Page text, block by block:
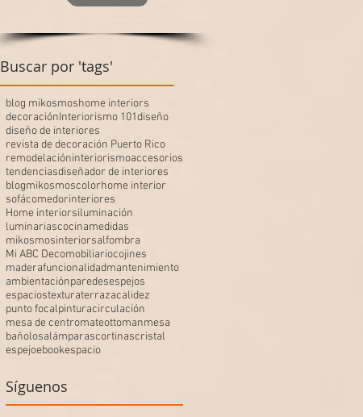
Buscar por 'tags'
blog mikosmoshome interiors
decoraciónInteriorismo 101diseño
diseño de interiores
revista de decoración Puerto Rico
remodelacióninteriorismoaccesorios
tendenciasdiseñador de interiores
blogmikosmoscolorhome interior
sofácomedorinteriores
Home interiorsiluminación
luminariascocinamedidas
mikosmosinteriorsalfombra
Mi ABC Decomobiliariocojines
maderafuncionalidadmantenimiento
ambientaciónparedesespejos
espaciostexturaterrazacalidez
punto focalpinturacirculación
mesa de centromateottomanmesa
bañolosalámparascortinascristal
espejoebookespacio
Síguenos